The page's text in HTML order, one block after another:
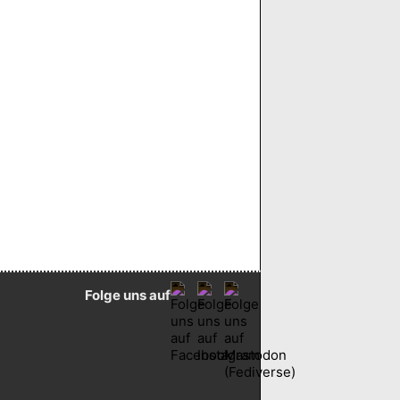
Folge uns auf